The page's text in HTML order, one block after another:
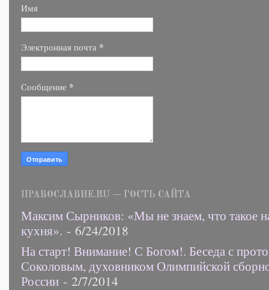
Имя
Электронная почта *
Сообщение *
ПРАВОСЛАВИЕ.RU — ГОСТЬ САЙТА
Максим Сырников: «Мы не знаем, что такое
кухня». - 6/24/2018
На старт! Внимание! С Богом!. Беседа с
Соколовым, духовником Олимпийской
России - 2/7/2014